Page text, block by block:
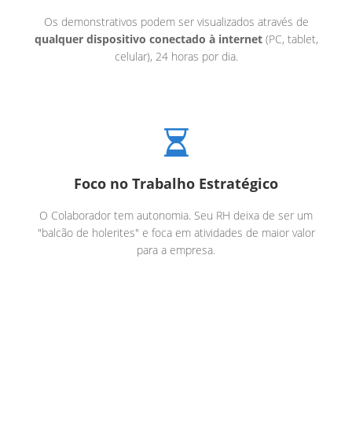
Os demonstrativos podem ser visualizados através de
qualquer dispositivo conectado à internet(PC, tablet,
celular), 24 horas por dia.
Foco no Trabalho Estratégico
O Colaborador tem autonomia. Seu RH deixa de ser um
"balcão de holerites" e foca em atividades de maior valor
para a empresa.